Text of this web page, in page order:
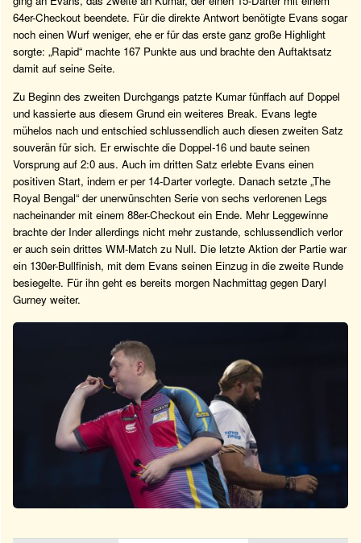
64er-Checkout beendete. Für die direkte Antwort benötigte Evans sogar
noch einen Wurf weniger, ehe er für das erste ganz große Highlight
sorgte: „Rapid“ machte 167 Punkte aus und brachte den Auftaktsatz
damit auf seine Seite.
Zu Beginn des zweiten Durchgangs patzte Kumar fünffach auf Doppel
und kassierte aus diesem Grund ein weiteres Break. Evans legte
mühelos nach und entschied schlussendlich auch diesen zweiten Satz
souverän für sich. Er erwischte die Doppel-16 und baute seinen
Vorsprung auf 2:0 aus. Auch im dritten Satz erlebte Evans einen
positiven Start, indem er per 14-Darter vorlegte. Danach setzte „The
Royal Bengal“ der unerwünschten Serie von sechs verlorenen Legs
nacheinander mit einem 88er-Checkout ein Ende. Mehr Leggewinne
brachte der Inder allerdings nicht mehr zustande, schlussendlich verlor
er auch sein drittes WM-Match zu Null. Die letzte Aktion der Partie war
ein 130er-Bullfinish, mit dem Evans seinen Einzug in die zweite Runde
besiegelte. Für ihn geht es bereits morgen Nachmittag gegen Daryl
Gurney weiter.